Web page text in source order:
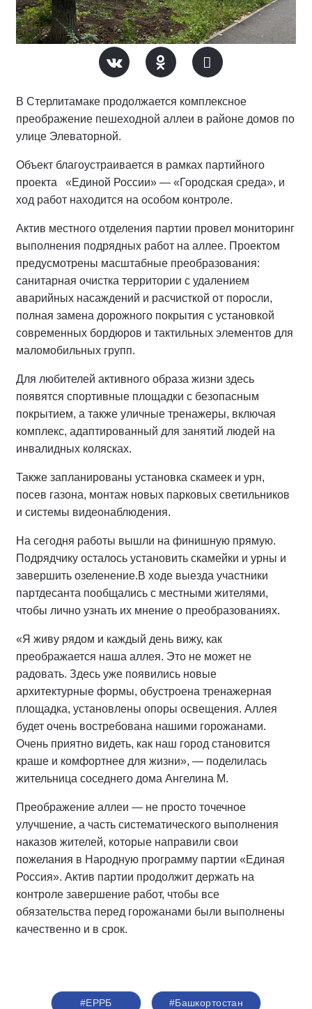
В Стерлитамаке продолжается комплексное
преображение пешеходной аллеи в районе домов по
улице Элеваторной.
Объект благоустраивается в рамках партийного
проекта «Единой России» — «Городская среда», и
ход работ находится на особом контроле.
Актив местного отделения партии провел мониторинг
выполнения подрядных работ на аллее. Проектом
предусмотрены масштабные преобразования:
санитарная очистка территории с удалением
аварийных насаждений и расчисткой от поросли,
полная замена дорожного покрытия с установкой
современных бордюров и тактильных элементов для
маломобильных групп.
Для любителей активного образа жизни здесь
появятся спортивные площадки с безопасным
покрытием, а также уличные тренажеры, включая
комплекс, адаптированный для занятий людей на
инвалидных колясках.
Также запланированы установка скамеек и урн,
посев газона, монтаж новых парковых светильников
и системы видеонаблюдения.
На сегодня работы вышли на финишную прямую.
Подрядчику осталось установить скамейки и урны и
завершить озеленение.В ходе выезда участники
партдесанта пообщались с местными жителями,
чтобы лично узнать их мнение о преобразованиях.
«Я живу рядом и каждый день вижу, как
преображается наша аллея. Это не может не
радовать. Здесь уже появились новые
архитектурные формы, обустроена тренажерная
площадка, установлены опоры освещения. Аллея
будет очень востребована нашими горожанами.
Очень приятно видеть, как наш город становится
краше и комфортнее для жизни», — поделилась
жительница соседнего дома Ангелина М.
Преображение аллеи — не просто точечное
улучшение, а часть систематического выполнения
наказов жителей, которые направили свои
пожелания в Народную программу партии «Единая
Россия». Актив партии продолжит держать на
контроле завершение работ, чтобы все
обязательства перед горожанами были выполнены
качественно и в срок.
#ЕРРБ #Башкортостан